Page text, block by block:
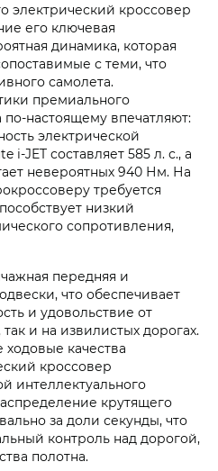
электрический кроссовер
его ключевая
динамика, которая
с теми, что
самолета.
премиального
настоящему впечатляют:
электрической
i‑JET составляет 585 л. с., а
невероятных 940 Нм. На
требуется
низкий
сопротивления,
передняя и
что обеспечивает
и удовольствие от
и на извилистых дорогах.
качества
кроссовер
интеллектуального
крутящего
за доли секунды, что
контроль над дорогой,
полотна.